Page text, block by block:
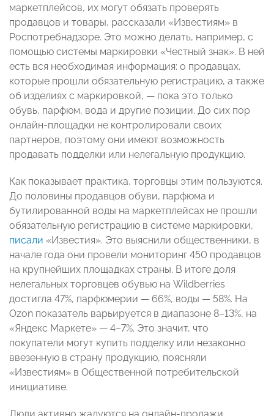
маркетплейсов, их могут обязать проверять
продавцов и товары, рассказали «Известиям» в
Роспотребнадзоре. Это можно делать, например, с
помощью системы маркировки «Честный знак». В ней
есть вся необходимая информация: о продавцах,
которые прошли обязательную регистрацию, а также
об изделиях с маркировкой, — пока это только
обувь, парфюм, вода и другие позиции. До сих пор
онлайн-площадки не контролировали своих
партнеров, поэтому они имеют возможность
продавать подделки или нелегальную продукцию.
Как показывает практика, торговцы этим пользуются.
До половины продавцов обуви, парфюма и
бутилированной воды на маркетплейсах не прошли
обязательную регистрацию в системе маркировки,
писали «Известия». Это выяснили общественники, в
начале года они провели мониторинг 450 продавцов
на крупнейших площадках страны. В итоге доля
нелегальных торговцев обувью на Wildberries
достигла 47%, парфюмерии — 66%, воды — 58%. На
Ozon показатель варьируется в диапазоне 8–13%, на
«Яндекс Маркете» — 4–7%. Это значит, что
покупатели могут купить подделку или незаконно
ввезенную в страну продукцию, поясняли
«Известиям» в Общественной потребительской
инициативе.